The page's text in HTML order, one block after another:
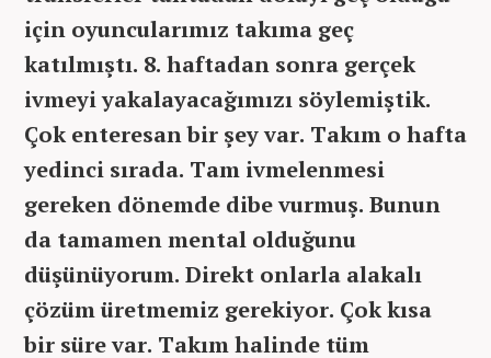
için oyuncularımız takıma geç
katılmıştı. 8. haftadan sonra gerçek
ivmeyi yakalayacağımızı söylemiştik.
Çok enteresan bir şey var. Takım o hafta
yedinci sırada. Tam ivmelenmesi
gereken dönemde dibe vurmuş. Bunun
da tamamen mental olduğunu
düşünüyorum. Direkt onlarla alakalı
çözüm üretmemiz gerekiyor. Çok kısa
bir süre var. Takım halinde tüm